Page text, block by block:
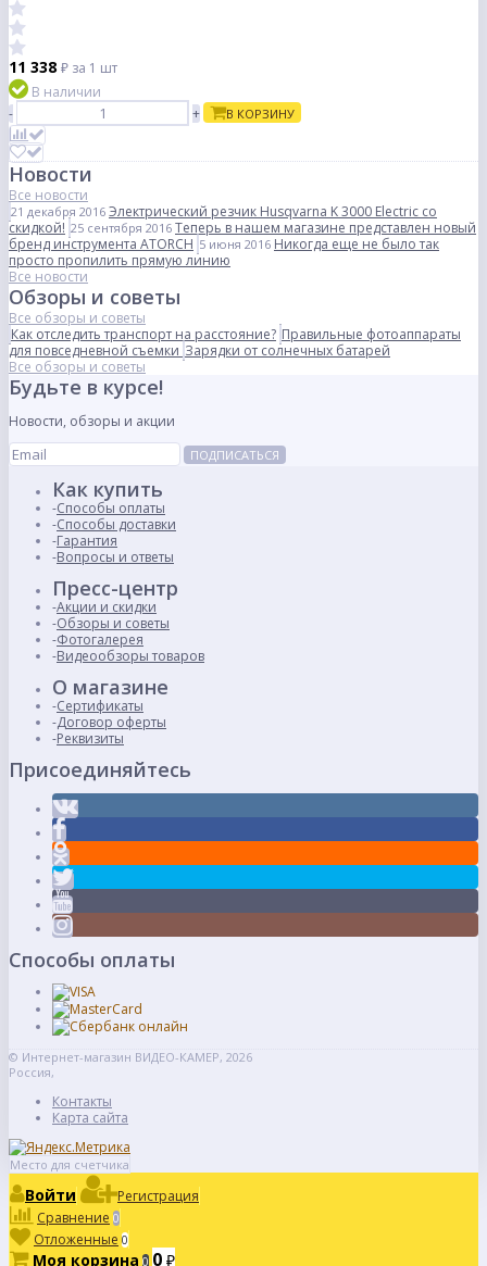
11 338 ₽ за 1 шт
В наличии
-
+ В КОРЗИНУ
Новости
Все новости
21 декабря 2016 Электрический резчик Husqvarna K 3000 Electric со
скидкой! 25 сентября 2016 Теперь в нашем магазине представлен новый
бренд инструмента ATORCH 5 июня 2016 Никогда еще не было так
просто пропилить прямую линию
Все новости
Обзоры и советы
Все обзоры и советы
Как отследить транспорт на расстояние? Правильные фотоаппараты
для повседневной съемки Зарядки от солнечных батарей
Все обзоры и советы
Будьте в курсе!
Новости, обзоры и акции
ПОДПИСАТЬСЯ
Как купить
Способы оплаты
Способы доставки
Гарантия
Вопросы и ответы
Пресс-центр
Акции и скидки
Обзоры и советы
Фотогалерея
Видеообзоры товаров
О магазине
Сертификаты
Договор оферты
Реквизиты
Присоединяйтесь
Способы оплаты
© Интернет-магазин ВИДЕО-КАМЕР, 2026
Россия,
Контакты
Карта сайта
Место для счетчика
Войти
Регистрация
Сравнение 0
Отложенные 0
Моя корзина 0 0 ₽